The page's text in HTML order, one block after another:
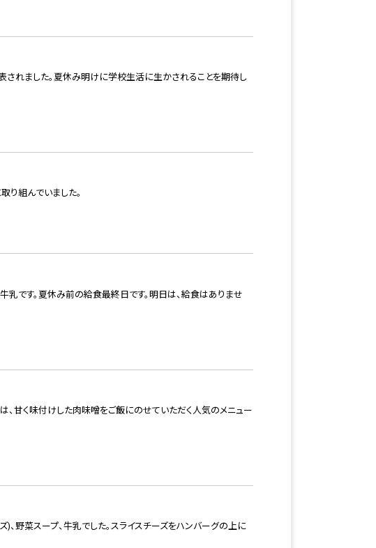
されました。夏休み明けに学校生活に生かされることを期待し
組んでいました。
乳です。夏休み前の給食最終日です。明日は、給食はありませ
、甘く味付けした肉味噌をご飯にのせていただく人気のメニュー
野菜スープ、牛乳でした。スライスチーズをハンバーグの上に